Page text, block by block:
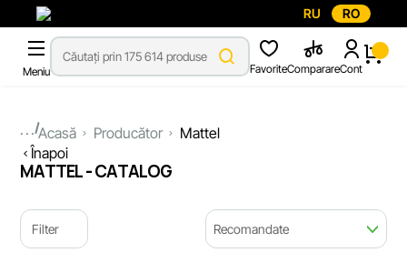
RU RO
Meniu FavoriteComparareCont
...Acasă Producător
Mattel
Înapoi
MATTEL - CATALOG
Filter Recomandate